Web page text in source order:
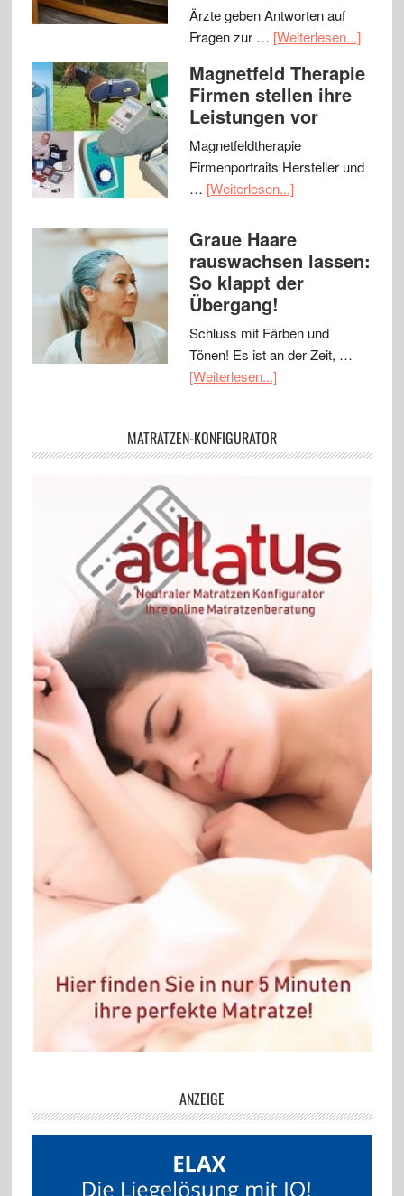
Ärzte geben Antworten auf
Fragen zur … [Weiterlesen...]
Magnetfeld Therapie
Firmen stellen ihre
Leistungen vor
Magnetfeldtherapie
Firmenportraits Hersteller und
… [Weiterlesen...]
Graue Haare
rauswachsen lassen:
So klappt der
Übergang!
Schluss mit Färben und
Tönen! Es ist an der Zeit, …
[Weiterlesen...]
MATRATZEN-KONFIGURATOR
ANZEIGE